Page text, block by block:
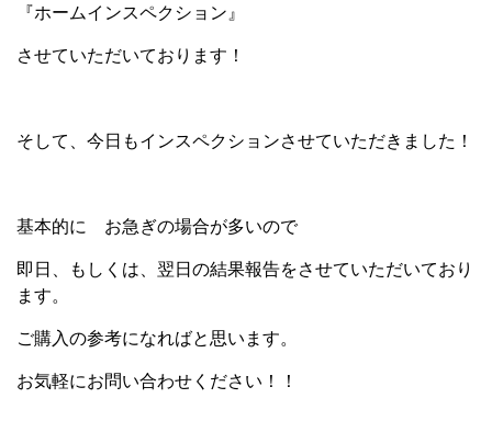
『ホームインスペクション』
させていただいております！
そして、今日もインスペクションさせていただきました！
基本的に お急ぎの場合が多いので
即日、もしくは、翌日の結果報告をさせていただいており
ます。
ご購入の参考になればと思います。
お気軽にお問い合わせください！！